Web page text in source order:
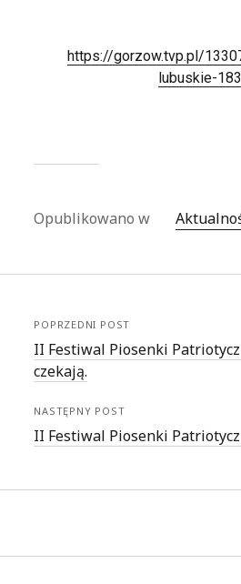
https://gorzow.tvp.pl/
lubuskie-
Opublikowano w
POPRZEDNI POST
II Festiwal Piosenki
czekają.
NASTĘPNY POST
II Festiwal Piosenki